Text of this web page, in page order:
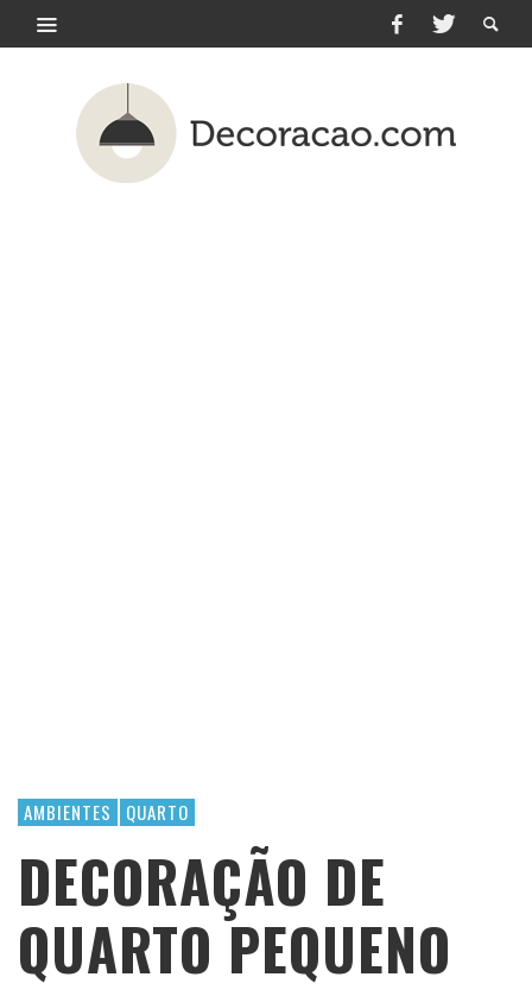
AMBIENTES QUARTO
DECORAÇÃO DE
QUARTO PEQUENO